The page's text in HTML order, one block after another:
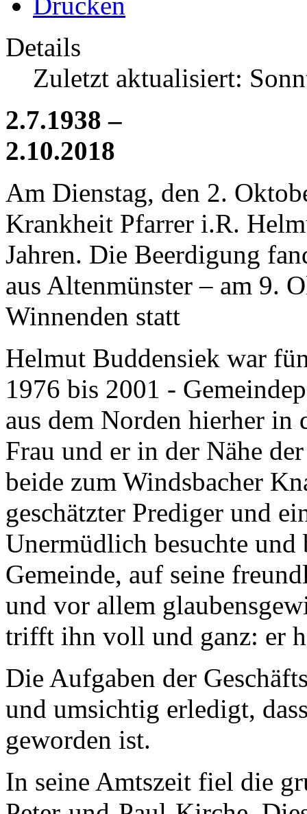
Details
Zuletzt aktualisiert:
2.7.1938 –
2.10.2018
Am Dienstag, den 2.
Krankheit Pfarrer i.R.
Jahren. Die Beerdigung
aus Altenmünster – am 9.
Winnenden statt
Helmut Buddensiek war
1976 bis 2001 -
aus dem Norden hierher in
Frau und er in der Nähe
beide zum Windsbacher
geschätzter Prediger und
Unermüdlich besuchte und
Gemeinde, auf seine
und vor allem
trifft ihn voll und ganz: er
Die Aufgaben der
und umsichtig erledigt,
geworden ist.
In seine Amtszeit fiel die